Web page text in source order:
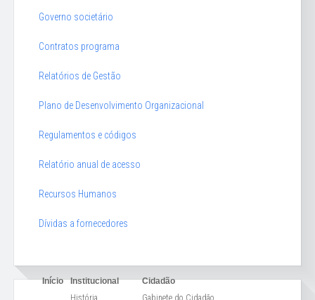
Governo societário
Contratos programa
Relatórios de Gestão
Plano de Desenvolvimento Organizacional
Regulamentos e códigos
Relatório anual de acesso
Recursos Humanos
Dívidas a fornecedores
Início
Institucional
História
Cidadão
Gabinete do Cidadão